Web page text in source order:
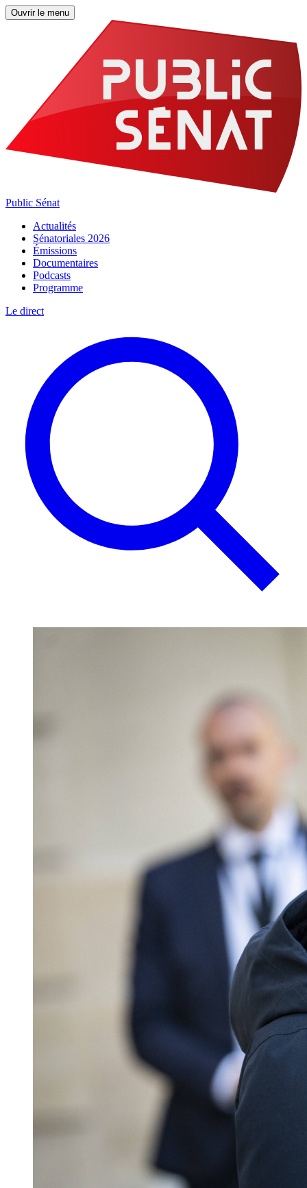
Ouvrir le menu
Public Sénat
Actualités
Sénatoriales 2026
Émissions
Documentaires
Podcasts
Programme
Le direct